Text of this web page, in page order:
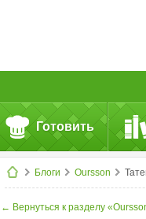
Готовить
Блоги Oursson
← Вернуться к разделу